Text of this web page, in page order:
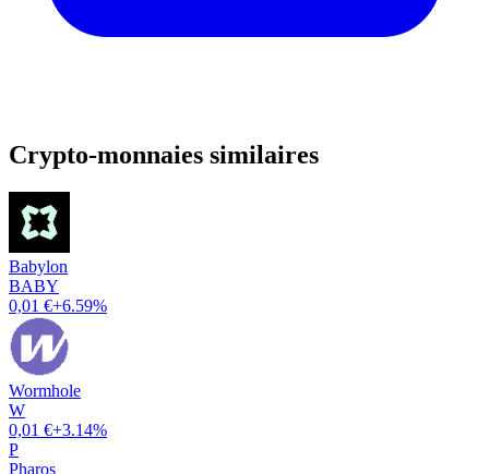
Crypto-monnaies similaires
Babylon
BABY
0,01 €+6.59%
Wormhole
W
0,01 €+3.14%
P
Pharos